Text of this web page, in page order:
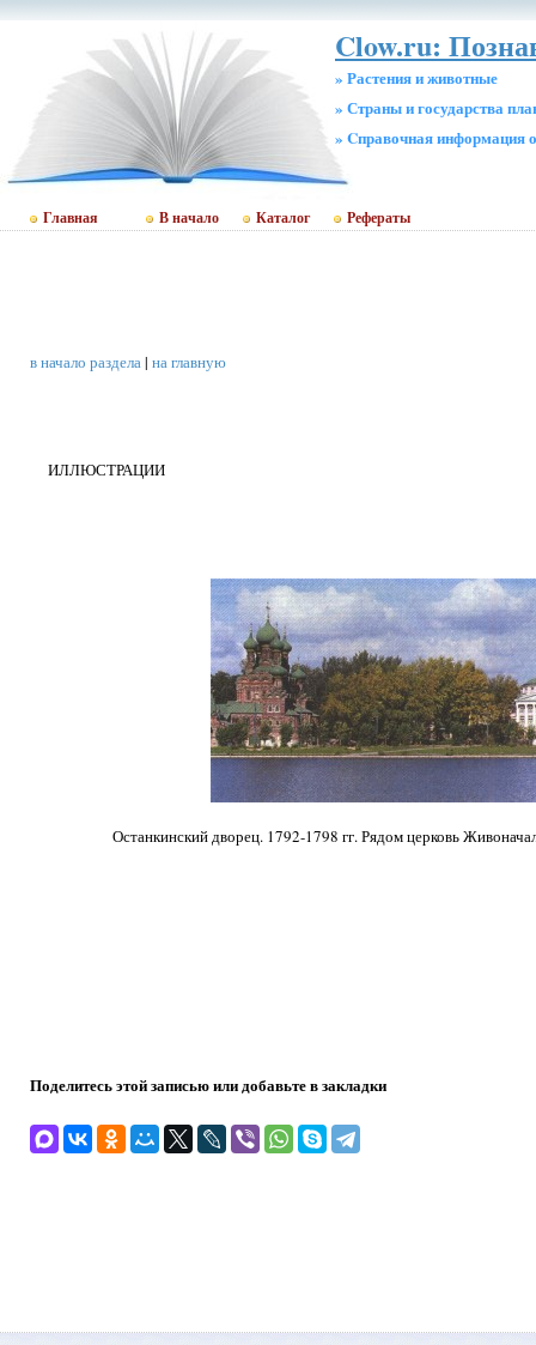
Clow.ru:
» Растения и животные
» Страны и государства
» Cправочная информация
Главная В начало Каталог Рефераты
в начало раздела| на главную
ИЛЛЮСТРАЦИИ
Останкинский дворец. 1792-1798 гг. Рядом церковь
Поделитесь этой записью или добавьте в закладки